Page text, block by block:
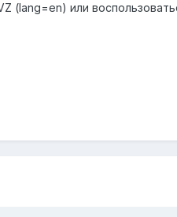
(lang=en) или